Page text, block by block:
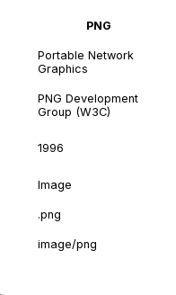
PNG
Portable Network
Graphics
PNG Development
Group (W3C)
1996
Image
.png
image/png